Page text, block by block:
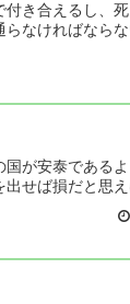
き合えるし、
なければなら
が安泰である
せば損だと思